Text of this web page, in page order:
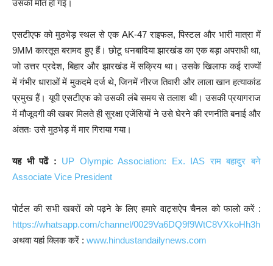
उसकी मौत हो गई।
एसटीएफ को मुठभेड़ स्थल से एक AK-47 राइफल, पिस्टल और भारी मात्रा में
9MM कारतूस बरामद हुए हैं। छोटू धनबादिया झारखंड का एक बड़ा अपराधी था,
जो उत्तर प्रदेश, बिहार और झारखंड में सक्रिय था। उसके खिलाफ कई राज्यों
में गंभीर धाराओं में मुकदमे दर्ज थे, जिनमें नीरज तिवारी और लाला खान हत्याकांड
प्रमुख हैं। यूपी एसटीएफ को उसकी लंबे समय से तलाश थी। उसकी प्रयागराज
में मौजूदगी की खबर मिलते ही सुरक्षा एजेंसियों ने उसे घेरने की रणनीति बनाई और
अंततः उसे मुठभेड़ में मार गिराया गया।
यह भी पढें : UP Olympic Association: Ex. IAS राम बहादुर बने
Associate Vice President
पोर्टल की सभी खबरों को पढ़ने के लिए हमारे वाट्सऐप चैनल को फालो करें :
https://whatsapp.com/channel/0029Va6DQ9f9WtC8VXkoHh3h
अथवा यहां क्लिक करें : www.hindustandailynews.com